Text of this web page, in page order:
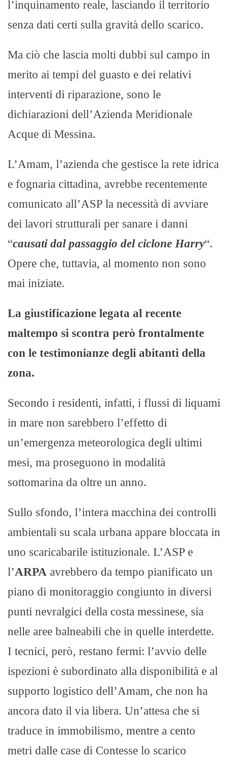
l’inquinamento reale, lasciando il territorio
senza dati certi sulla gravità dello scarico.​
Ma ciò che lascia molti dubbi sul campo in
merito ai tempi del guasto e dei relativi
interventi di riparazione, sono le
dichiarazioni dell’Azienda Meridionale
Acque di Messina.
L’Amam, l’azienda che gestisce la rete idrica
e fognaria cittadina, avrebbe recentemente
comunicato all’ASP la necessità di avviare
dei lavori strutturali per sanare i danni
“causati dal passaggio del ciclone Harry“.
Opere che, tuttavia, al momento non sono
mai iniziate.​
La giustificazione legata al recente
maltempo si scontra però frontalmente
con le testimonianze degli abitanti della
zona.
Secondo i residenti, infatti, i flussi di liquami
in mare non sarebbero l’effetto di
un’emergenza meteorologica degli ultimi
mesi, ma proseguono in modalità
sottomarina da oltre un anno.​
Sullo sfondo, l’intera macchina dei controlli
ambientali su scala urbana appare bloccata in
uno scaricabarile istituzionale. L’ASP e
l’ARPA avrebbero da tempo pianificato un
piano di monitoraggio congiunto in diversi
punti nevralgici della costa messinese, sia
nelle aree balneabili che in quelle interdette.
I tecnici, però, restano fermi: l’avvio delle
ispezioni è subordinato alla disponibilità e al
supporto logistico dell’Amam, che non ha
ancora dato il via libera. Un’attesa che si
traduce in immobilismo, mentre a cento
metri dalle case di Contesse lo scarico